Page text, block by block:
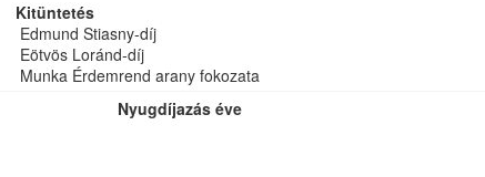
Kitüntetés
Edmund Stiasny-díj
Eötvös Loránd-díj
Munka Érdemrend arany fokozata
Nyugdíjazás éve